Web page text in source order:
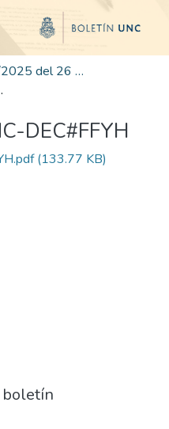
Edición 001/2025 del 26 de mayo de 2025
DEC#FFYH
(133.77 KB)
boletín